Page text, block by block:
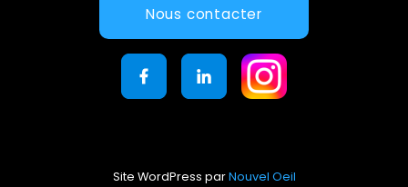
Nous contacter
Site WordPress parNouvel Oeil